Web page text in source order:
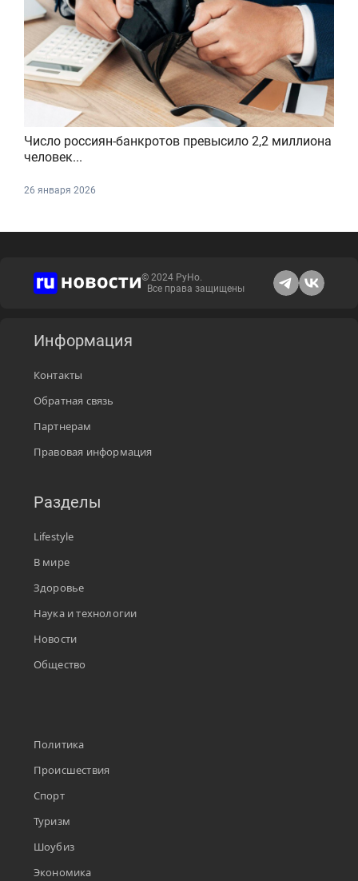
Число россиян-банкротов превысило 2,2 миллиона
человек...
26 января 2026
© 2024 РуНо.
Все права защищены
Информация
Контакты
Обратная связь
Партнерам
Правовая информация
Разделы
Lifestyle
В мире
Здоровье
Наука и технологии
Новости
Общество
Политика
Происшествия
Спорт
Туризм
Шоубиз
Экономика